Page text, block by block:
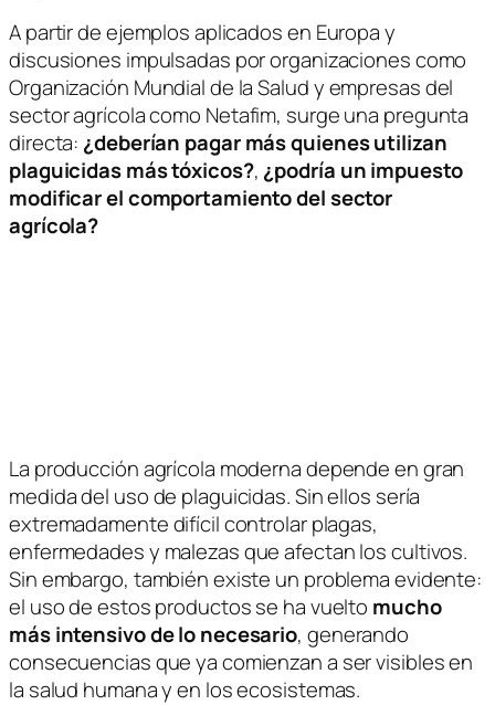
A partir de ejemplos aplicados en Europay
discusiones impulsadas por organizaciones como
Organización Mundial de la Saludy empresas del
sector agrícola como Netafim, surge una pregunta
directa: ¿deberían pagar más quienes utilizan
plaguicidas más tóxicos?, ¿podría un impuesto
modificar el comportamiento del sector
agrícola?
La producción agrícola moderna depende en gran
medida del uso de plaguicidas. Sin ellos sería
extremadamente difícil controlar plagas,
enfermedades y malezas que afectan los cultivos.
Sin embargo, también existe un problema evidente:
el uso de estos productos se ha vuelto mucho
más intensivo de lo necesario, generando
consecuencias que ya comienzan a ser visibles en
la salud humana y en los ecosistemas.